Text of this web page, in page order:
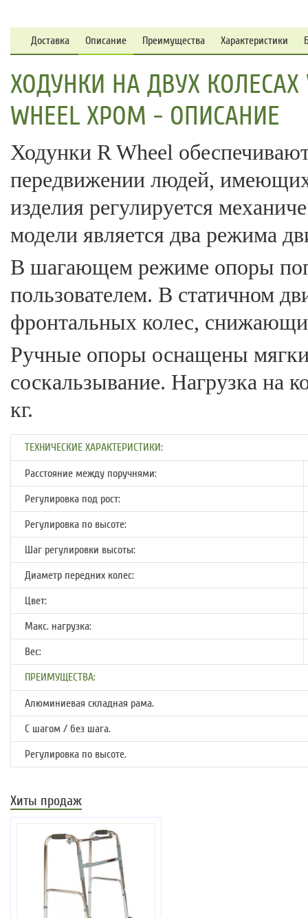
Доставка Описание Преимущества Характеристики
ХОДУНКИ НА ДВУХ КОЛЕСАХ
WHEEL ХРОМ - ОПИСАНИЕ
Ходунки R Wheel
передвижении людей,
изделия регулируется
модели является два режима
В шагающем режиме опоры
пользователем. В статичном
фронтальных колес,
Ручные опоры оснащены
соскальзывание. Нагрузка на
кг.
ТЕХНИЧЕСКИЕ ХАРАКТЕРИСТИКИ:
Расстояние между поручнями:
Регулировка под рост:
Регулировка по высоте:
Шаг регулировки высоты:
Диаметр передних колес:
Цвет:
Макс. нагрузка:
Вес:
ПРЕИМУЩЕСТВА:
Алюминиевая складная рама.
С шагом / без шага.
Регулировка по высоте.
Хиты продаж